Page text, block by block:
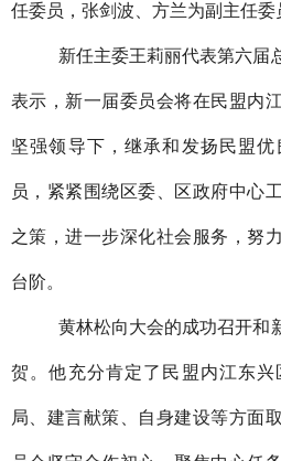
任委员，张剑波、方兰为副主任委
新任主委王莉丽代表第六届
表示，新一届委员会将在民盟内
坚强领导下，继承和发扬民盟
员，紧紧围绕区委、区政府中心
之策，进一步深化社会服务，努
台阶。
黄林松向大会的成功召开和
贺。他充分肯定了民盟内江东
局、建言献策、自身建设等方面